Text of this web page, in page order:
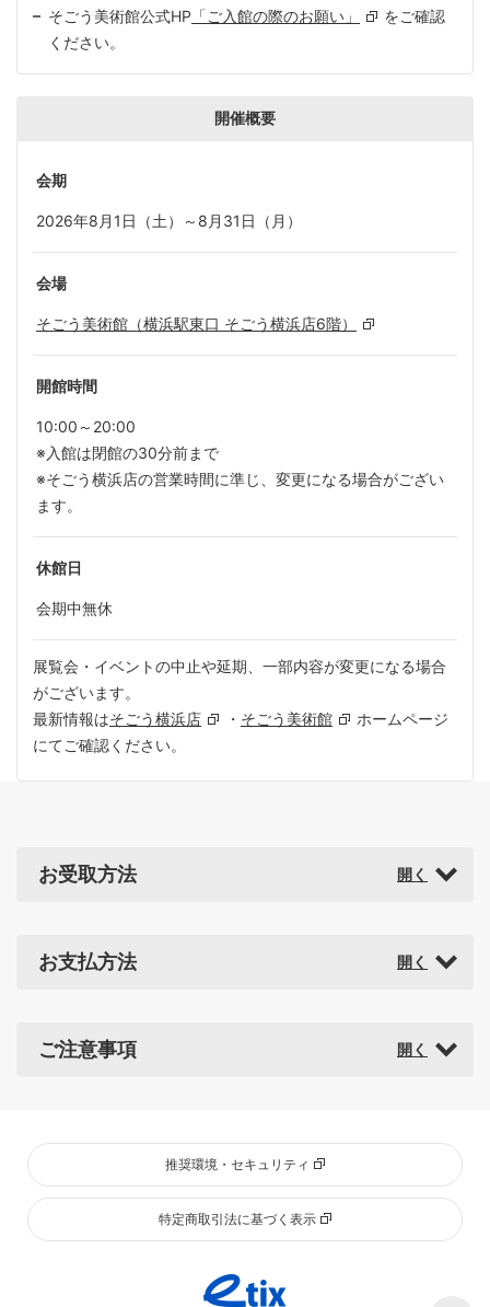
そごう美術館公式HP 「ご入館の際のお願い」
をご確認
ください。
開催概要
会期
2026年8月1日（土）～8月31日（月）
会場
そごう美術館（横浜駅東口 そごう横浜店6階）
開館時間
10:00～20:00
※入館は閉館の30分前まで
※そごう横浜店の営業時間に準じ、変更になる場合がござい
ます。
休館日
会期中無休
展覧会・イベントの中止や延期、一部内容が変更になる場合
がございます。
最新情報はそごう横浜店 ・ そごう美術館
ホームページ
にてご確認ください。
お受取方法
お支払方法
ご注意事項
推奨環境・セキュリティ
特定商取引法に基づく表示